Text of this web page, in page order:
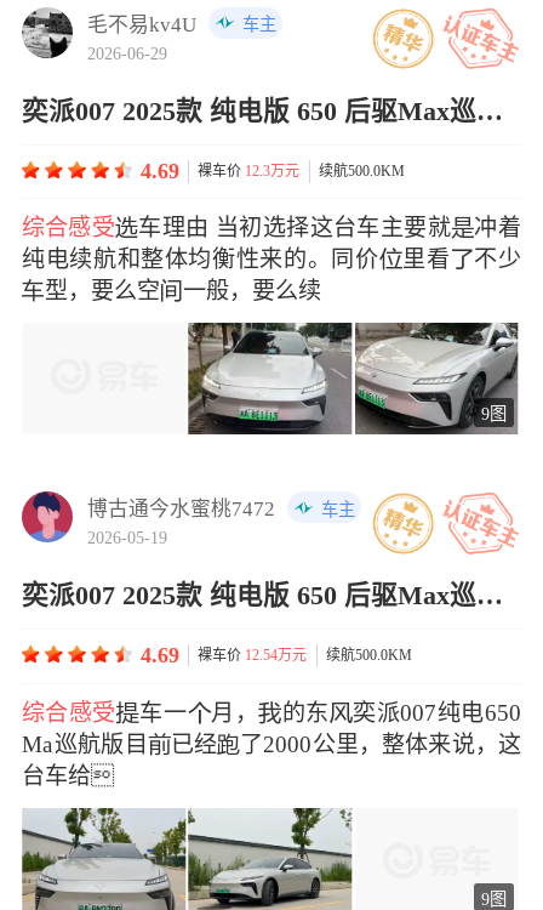
毛不易kv4U
车主
2026-06-29
奕派007 2025款 纯电版 650 后驱Max巡航版
4.69 裸车价 12.3万元 续航500.0KM
综合感受车理由 当初选择这台车主要就冲着
纯电续航和整体均衡性来的。同价里看不少
型，要么空一般，要么续
9图
博古通今水蜜桃7472
车主
2026-05-19
奕派007 2025款 纯电版 650 后驱Max巡航版
4.69 裸车价 12.54万元 续航500.0KM
综合感受车一月，的东奕派007纯电650
Max巡航版目已经了2000公里，整体来说，这
台车给
9图